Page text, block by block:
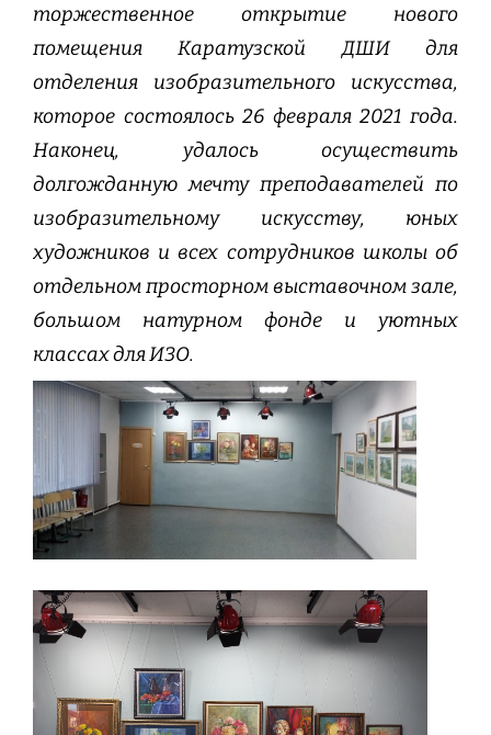
торжественное открытие нового
помещения Каратузской ДШИ для
отделения изобразительного искусства,
которое состоялось 26 февраля 2021 года.
Наконец, удалось осуществить
долгожданную мечту преподавателей по
изобразительному искусству, юных
художников и всех сотрудников школы об
отдельном просторном выставочном зале,
большом натурном фонде и уютных
классах для ИЗО.